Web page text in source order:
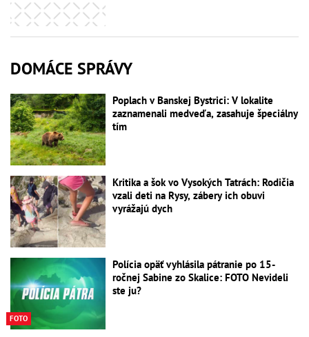
DOMÁCE SPRÁVY
Poplach v Banskej Bystrici: V lokalite
zaznamenali medveďa, zasahuje špeciálny
tím
Kritika a šok vo Vysokých Tatrách: Rodičia
vzali deti na Rysy, zábery ich obuvi
vyrážajú dych
FOTO
Polícia opäť vyhlásila pátranie po 15-
ročnej Sabine zo Skalice: FOTO Nevideli
ste ju?